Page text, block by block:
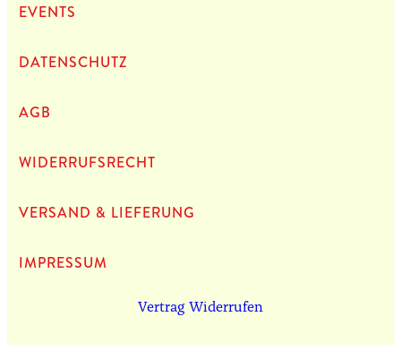
EVENTS
DATEN­SCHUTZ
AGB
WIDERRUFSRECHT
VERSAND & LIEFERUNG
IMPRES­SUM
Vertrag Widerrufen